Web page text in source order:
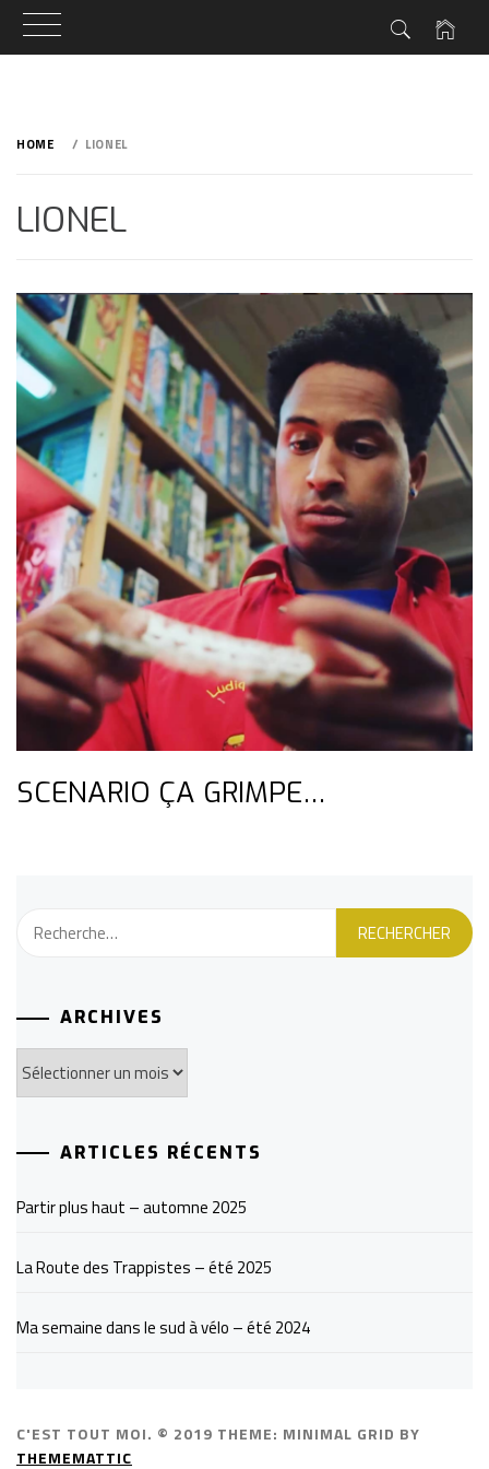
HOME LIONEL
LIONEL
SCENARIO ÇA GRIMPE…
Rechercher :
ARCHIVES
Archives
ARTICLES RÉCENTS
Partir plus haut – automne 2025
La Route des Trappistes – été 2025
Ma semaine dans le sud à vélo – été 2024
C'EST TOUT MOI. © 2019 THEME: MINIMAL GRID BY
THEMEMATTIC